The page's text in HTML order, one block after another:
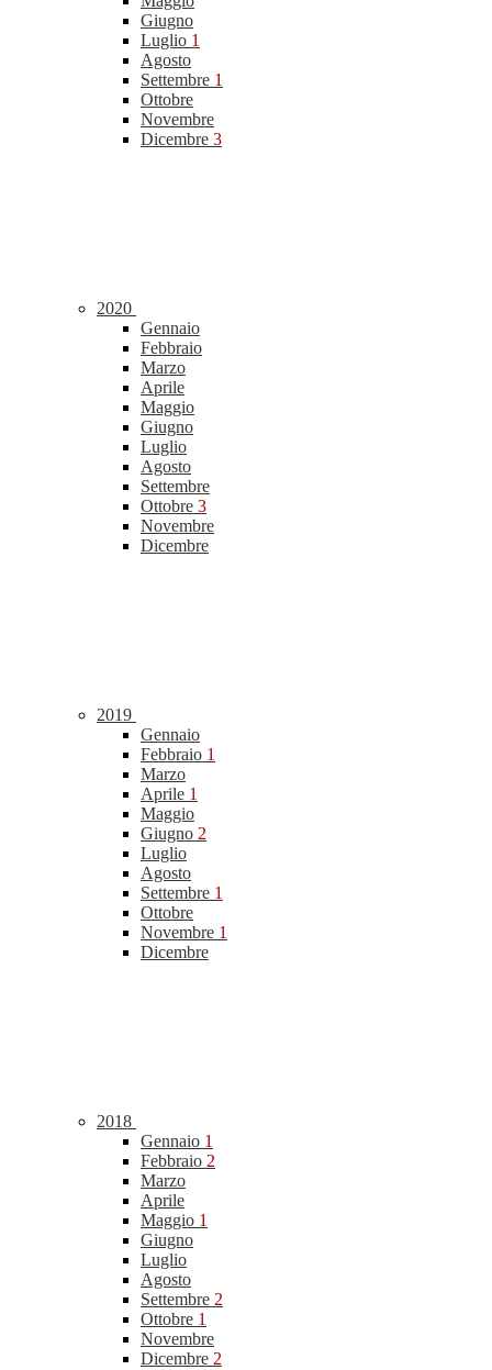
Giugno
Luglio 1
Agosto
Settembre 1
Ottobre
Novembre
Dicembre 3
2020
Gennaio
Febbraio
Marzo
Aprile
Maggio
Giugno
Luglio
Agosto
Settembre
Ottobre 3
Novembre
Dicembre
2019
Gennaio
Febbraio 1
Marzo
Aprile 1
Maggio
Giugno 2
Luglio
Agosto
Settembre 1
Ottobre
Novembre 1
Dicembre
2018
Gennaio 1
Febbraio 2
Marzo
Aprile
Maggio 1
Giugno
Luglio
Agosto
Settembre 2
Ottobre 1
Novembre
Dicembre 2